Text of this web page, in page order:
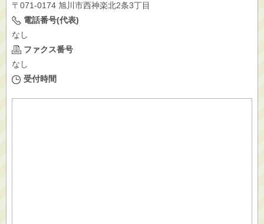
×
〒071-0174 旭川市西神楽北2条3丁目
電話番号(代表)
なし
ファクス番号
なし
受付時間